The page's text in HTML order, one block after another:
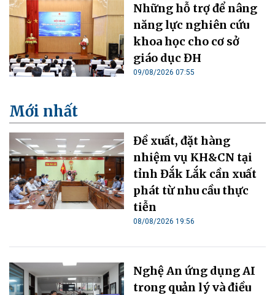
Những hỗ trợ để nâng
năng lực nghiên cứu
khoa học cho cơ sở
giáo dục ĐH
09/08/2026 07:55
Mới nhất
Đề xuất, đặt hàng
nhiệm vụ KH&CN tại
tỉnh Đắk Lắk cần xuất
phát từ nhu cầu thực
tiễn
08/08/2026 19:56
Nghệ An ứng dụng AI
trong quản lý và điều